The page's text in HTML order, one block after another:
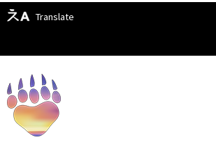
Translate